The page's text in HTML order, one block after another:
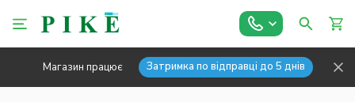
Магазин працює Затримка по відправці до 5 днів